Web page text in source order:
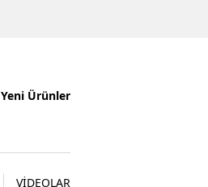
Yeni Ürünler
VİDEOLAR